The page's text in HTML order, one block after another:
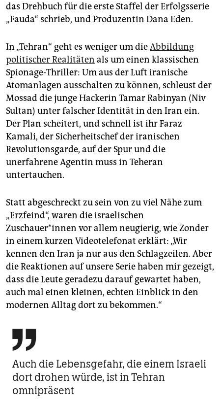
das Drehbuch für die erste Staffel der Erfolgsserie
„Fauda“ schrieb, und Produzentin Dana Eden.
In „Tehran“ geht es weniger um dieAbbildung
politischer Realitäten als um einen klassischen
Spionage-Thriller: Um aus der Luft iranische
Atomanlagen ausschalten zu können, schleust der
Mossad die junge Hackerin Tamar Rabinyan (Niv
Sultan) unter falscher Identität in den Iran ein.
Der Plan scheitert, und schnell ist ihr Faraz
Kamali, der Sicherheitschef der iranischen
Revolutionsgarde, auf der Spur und die
unerfahrene Agentin muss in Teheran
untertauchen.
Statt abgeschreckt zu sein von zu viel Nähe zum
„Erzfeind“, waren die israelischen
Zuschauer*innen vor allem neugierig, wie Zonder
in einem kurzen Videotelefonat erklärt: „Wir
kennen den Iran ja nur aus den Schlagzeilen. Aber
die Reaktionen auf unsere Serie haben mir gezeigt,
dass die Leute geradezu darauf gewartet haben,
auch mal einen kleinen, echten Einblick in den
modernen Alltag dort zu bekommen.“

Auch die Lebensgefahr, die einem Israeli
dort drohen würde, ist in Tehran
omnipräsent